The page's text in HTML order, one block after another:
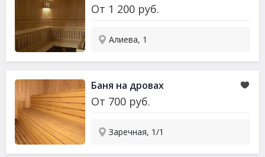
От 1 200 руб.
Алиева, 1
Баня на дровах
От 700 руб.
Заречная, 1/1